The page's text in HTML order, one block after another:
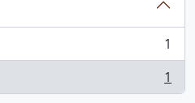
1
1